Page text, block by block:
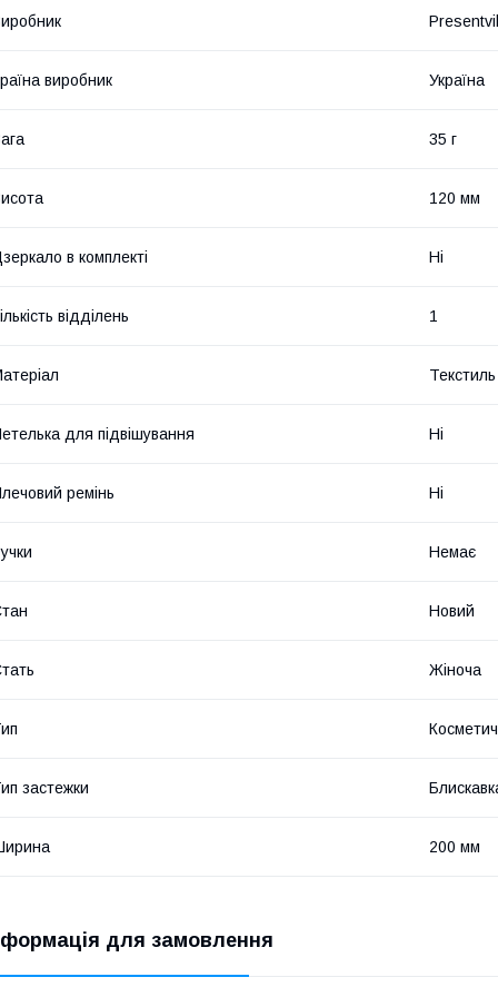
виробник Україна
35 г
120 мм
в комплекті Ні
відділень 1
Текстиль
для підвішування Ні
ремінь Ні
Немає
Новий
Жіноча
застежки
200 мм
для замовлення